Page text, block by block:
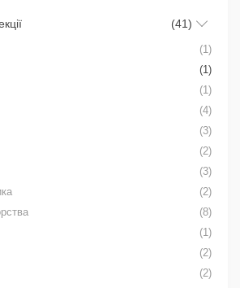
(41)
(1)
(1)
(1)
(4)
(3)
(2)
(3)
(2)
(8)
(1)
(2)
(2)